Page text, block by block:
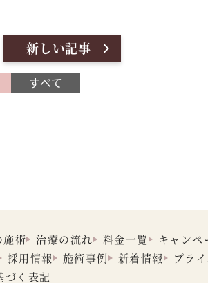
新しい記事
すべて
施術 治療の流れ 料金一覧 キャンペ
採用情報 施術事例 新着情報
プラ
づく表記